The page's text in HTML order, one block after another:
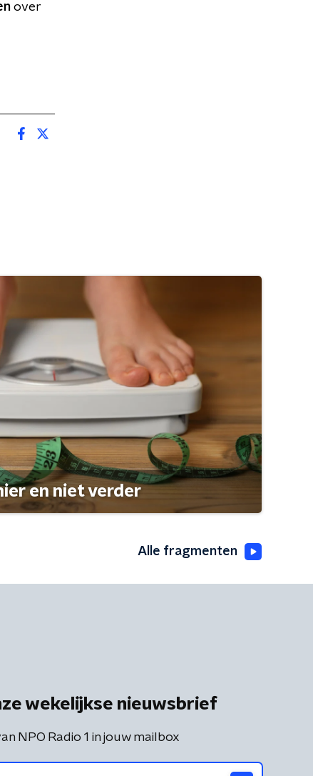
over
en niet verder
Alle fragmenten
wekelijkse nieuwsbrief
NPO Radio 1 in jouw mailbox